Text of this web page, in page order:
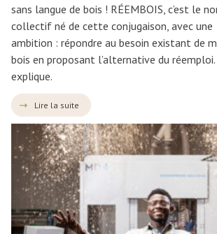
sans langue de bois ! RÉEMBOIS, c’est le
collectif né de cette conjugaison, avec une
ambition : répondre au besoin existant de
bois en proposant l’alternative du réemploi.
explique.
Lire la suite